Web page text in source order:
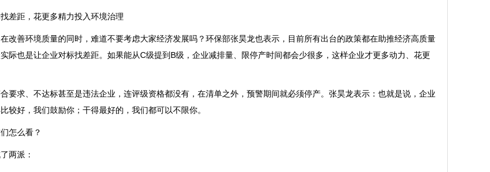
差距，花更多精力投入环境治理
改善环境质量的同时，难道不要考虑大家经济发展吗？环保部张昊龙也表示，目前所有出台的政策都在助推经济高质量
际也是让企业对标找差距。如果能从C级提到B级，企业减排量、限停产时间都会少很多，这样企业才更多动力、花更
要求、不达标甚至是违法企业，连评级资格都没有，在清单之外，预警期间就必须停产。张昊龙表示：也就是说，企业
较好，我们鼓励你；干得最好的，我们都可以不限你。
怎么看？
两派：